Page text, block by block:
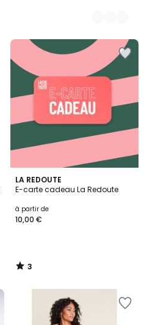
LA REDOUTE
E-carte cadeau La Redoute
à partir de
10,00 €
3
/
3
/